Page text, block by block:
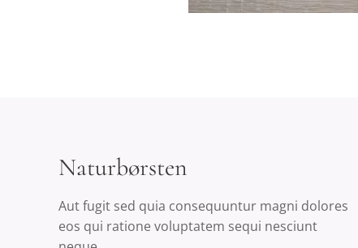
Naturbørsten
Aut fugit sed quia consequuntur magni dolores
eos qui ratione voluptatem sequi nesciunt